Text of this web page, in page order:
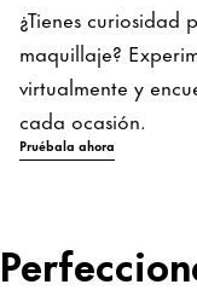
¿Tienes
maquillaje?
virtualmente y
cada ocasión.
Pruébala ahora